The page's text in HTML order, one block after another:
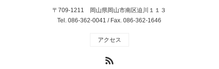
〒709-1211 岡山県岡山市南区迫川１１３
Tel. 086-362-0041 / Fax. 086-362-1646
アクセス